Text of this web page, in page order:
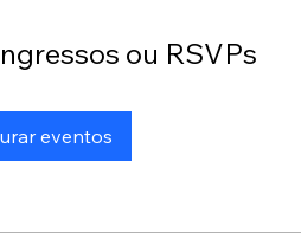
ou RSVPs
eventos